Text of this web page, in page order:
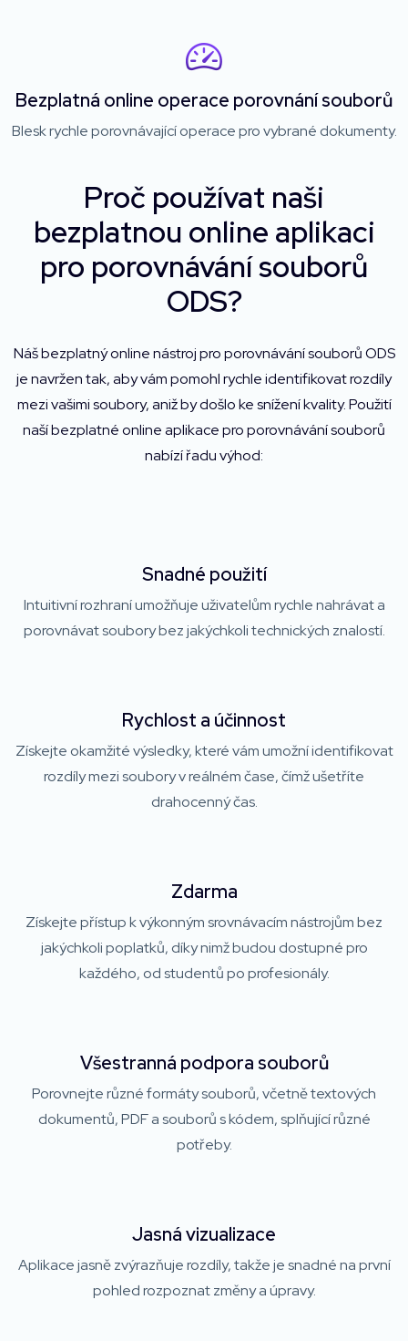
Bezplatná online operace porovnání souborů
Blesk rychle porovnávající operace pro vybrané dokumenty.
Proč používat naši
bezplatnou online aplikaci
pro porovnávání souborů
ODS?
Náš bezplatný online nástroj pro porovnávání souborů ODS
je navržen tak, aby vám pomohl rychle identifikovat rozdíly
mezi vašimi soubory, aniž by došlo ke snížení kvality. Použití
naší bezplatné online aplikace pro porovnávání souborů
nabízí řadu výhod:
Snadné použití
Intuitivní rozhraní umožňuje uživatelům rychle nahrávat a
porovnávat soubory bez jakýchkoli technických znalostí.
Rychlost a účinnost
Získejte okamžité výsledky, které vám umožní identifikovat
rozdíly mezi soubory v reálném čase, čímž ušetříte
drahocenný čas.
Zdarma
Získejte přístup k výkonným srovnávacím nástrojům bez
jakýchkoli poplatků, díky nimž budou dostupné pro
každého, od studentů po profesionály.
Všestranná podpora souborů
Porovnejte různé formáty souborů, včetně textových
dokumentů, PDF a souborů s kódem, splňující různé
potřeby.
Jasná vizualizace
Aplikace jasně zvýrazňuje rozdíly, takže je snadné na první
pohled rozpoznat změny a úpravy.